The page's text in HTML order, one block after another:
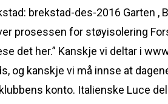
brekstad-des-2016 Garten ,
prosessen for støyisolering
det her.” Kanskje vi deltar i
og kanskje vi må innse at
konto. Italienske Luce